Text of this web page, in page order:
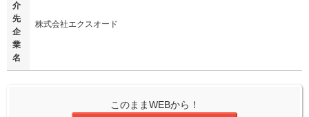
介
先
企
業
名
株式会社エクスオード
このままWEBから！